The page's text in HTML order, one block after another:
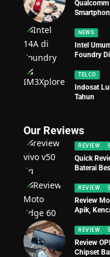
NEWS
Intel
Foundry
TELCO
Indosat
Tahun
Our Reviews
REVIEW
Quick
Baterai
REVIEW
Review
Apik,
REVIEW
Review
Chipset